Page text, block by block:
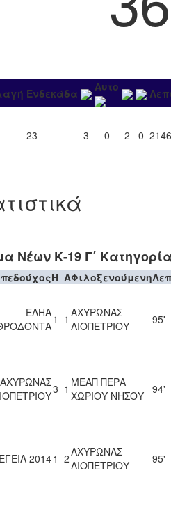
Ενδεκάδα Αυτο
23 3 0 2 0 2146
Νέων Κ-19 Γ΄
H AΦιλοξενούμενη
ΕΛΗΑ1 1 ΑΧΥΡΩΝΑΣ
ΛΙΟΠΕΤΡΙΟΥ
95'
ΑΧΥΡΩΝΑΣ3 1 ΜΕΑΠ ΠΕΡΑ
ΧΩΡΙΟΥ ΝΗΣΟΥ 94'
20141 2ΑΧΥΡΩΝΑΣ
ΛΙΟΠΕΤΡΙΟΥ
95'